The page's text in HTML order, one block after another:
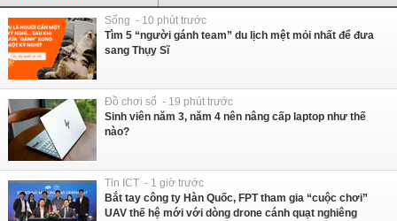
Sống - 10 phút trước
Tìm 5 “người gánh team” du lịch mệt mỏi nhất để đưa
sang Thụy Sĩ
Đồ chơi số - 19 phút trước
Sinh viên năm 3, năm 4 nên nâng cấp laptop như thế
nào?
Tin ICT - 1 giờ trước
Bắt tay công ty Hàn Quốc, FPT tham gia “cuộc chơi”
UAV thế hệ mới với dòng drone cánh quạt nghiêng